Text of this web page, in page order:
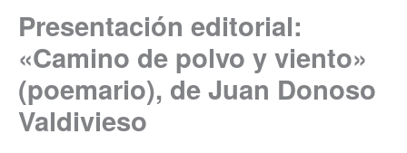
Presentación editorial:
«Camino de polvo y viento»
(poemario), de Juan Donoso
Valdivieso